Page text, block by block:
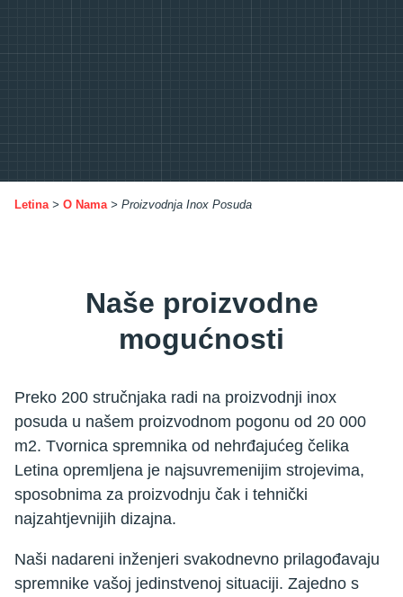
Letina > O Nama > Proizvodnja Inox Posuda
Naše proizvodne
mogućnosti
Preko 200 stručnjaka radi na proizvodnji inox
posuda u našem proizvodnom pogonu od 20 000
m2. Tvornica spremnika od nehrđajućeg čelika
Letina opremljena je najsuvremenijim strojevima,
sposobnima za proizvodnju čak i tehnički
najzahtjevnijih dizajna.
Naši nadareni inženjeri svakodnevno prilagođavaju
spremnike vašoj jedinstvenoj situaciji. Zajedno s